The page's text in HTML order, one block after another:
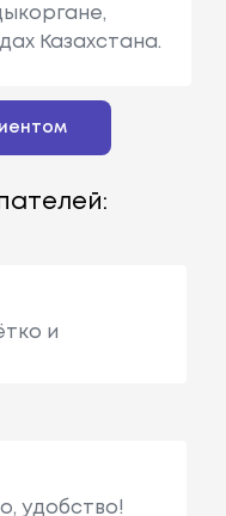
Казахстана.
и
удобство!